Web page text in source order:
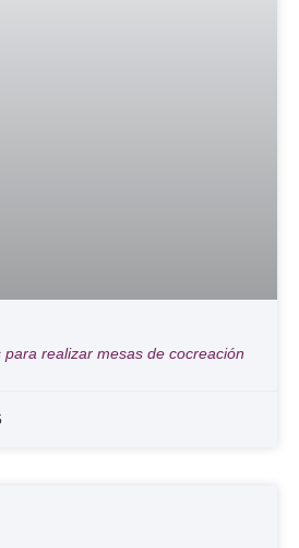
realizar mesas de cocreación